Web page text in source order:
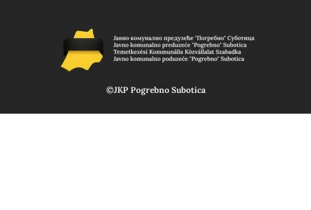
©JKP Pogrebno Subotica